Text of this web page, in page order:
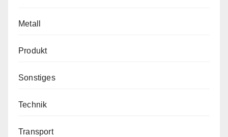
Metall
Produkt
Sonstiges
Technik
Transport